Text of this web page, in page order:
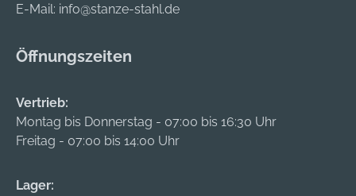
E-Mail: info@stanze-stahl.de
Öffnungszeiten
Vertrieb:
Montag bis Donnerstag - 07:00 bis 16:30 Uhr
Freitag - 07:00 bis 14:00 Uhr
Lager: